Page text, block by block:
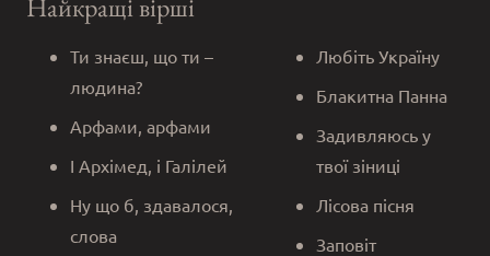
Найкращі вірші
Ти знаєш, що ти –
людина?
Арфами, арфами
І Архімед, і Галілей
Ну що б, здавалося,
слова
Любіть Україну
Блакитна Панна
Задивляюсь у
твої зіниці
Лісова пісня
Заповіт